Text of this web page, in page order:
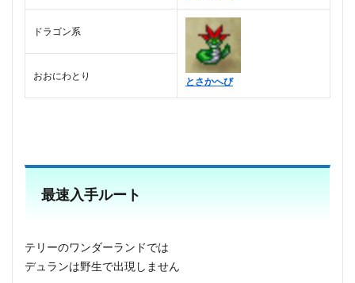
ドラゴン系
とさかへび
おおにわとり
最速入手ルート
テリーのワンダーランドでは
デュランは野生で出現しません